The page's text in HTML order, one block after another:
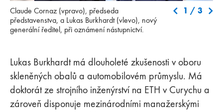
Claude Cornaz (vpravo), předseda představenstva, a Lukas
Burkhardt (vlevo), nový generální ředitel, při oznámení
nástupnictví.
Claude Cornaz (vpravo), předseda
představenstva, a Lukas Burkhardt (vlevo), nový
generální ředitel, při oznámení nástupnictví.
1 / 3
Lukas Burkhardt má dlouholeté zkušenosti v oboru
skleněných obalů a automobilovém průmyslu. Má
doktorát ze strojního inženýrství na ETH v Curychu a
zároveň disponuje mezinárodními manažerskými